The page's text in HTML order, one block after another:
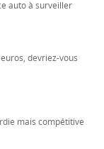
auto à surveiller
devriez-vous
mais compétitive